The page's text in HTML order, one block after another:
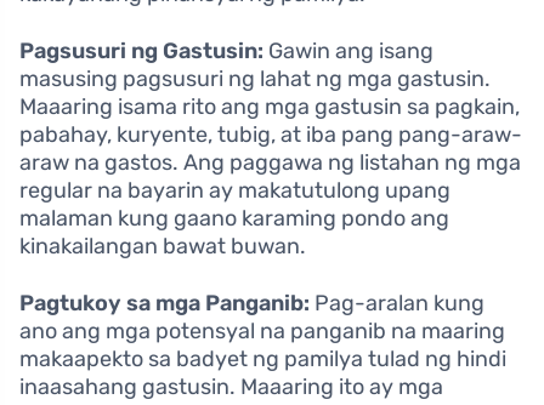
Pagsusuri ng Gastusin: Gawin ang isang
masusing pagsusuri ng lahat ng mga gastusin.
Maaaring isama rito ang mga gastusin sa pagkain,
pabahay, kuryente, tubig, at iba pang pang-araw-
araw na gastos. Ang paggawa ng listahan ng mga
regular na bayarin ay makatutulong upang
malaman kung gaano karaming pondo ang
kinakailangan bawat buwan.
Pagtukoy sa mga Panganib: Pag-aralan kung
ano ang mga potensyal na panganib na maaring
makaapekto sa badyet ng pamilya tulad ng hindi
inaasahang gastusin. Maaaring ito ay mga